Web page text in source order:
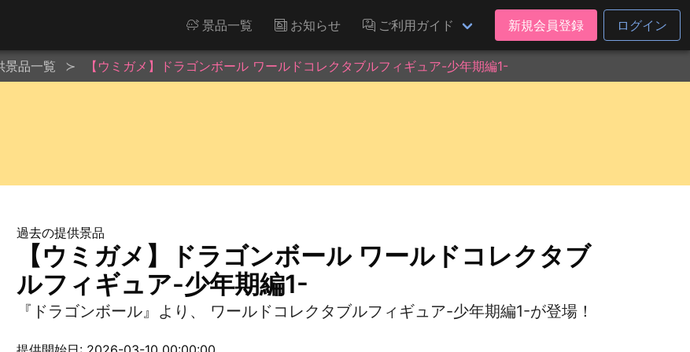
景品一覧 お知らせ ご利用ガイド 新規会員登録 ログイン
景品一覧 【ウミガメ】ドラゴンボール ワールドコレクタブルフィギュア-少年期編1-
過去の提供景品
【ウミガメ】ドラゴンボール ワールドコレクタブ
ルフィギュア-少年期編1-
『ドラゴンボール』より、 ワールドコレクタブルフィギュア-少年期編1-が登場！